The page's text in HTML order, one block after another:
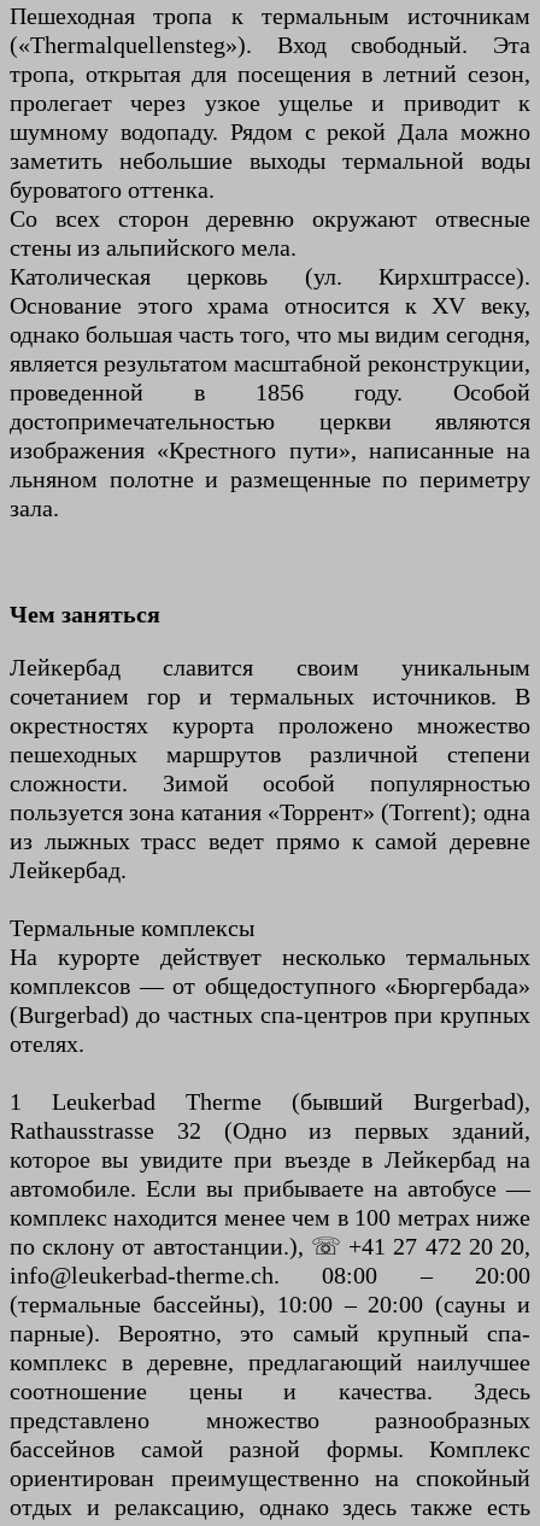
Пешеходная тропа к термальным источникам
(«Thermalquellensteg»). Вход свободный. Эта
тропа, открытая для посещения в летний сезон,
пролегает через узкое ущелье и приводит к
шумному водопаду. Рядом с рекой Дала можно
заметить небольшие выходы термальной воды
буроватого оттенка.
Со всех сторон деревню окружают отвесные
стены из альпийского мела.
Католическая церковь (ул. Кирхштрассе).
Основание этого храма относится к XV веку,
однако большая часть того, что мы видим сегодня,
является результатом масштабной реконструкции,
проведенной в 1856 году. Особой
достопримечательностью церкви являются
изображения «Крестного пути», написанные на
льняном полотне и размещенные по периметру
зала.
Чем заняться
Лейкербад славится своим уникальным
сочетанием гор и термальных источников. В
окрестностях курорта проложено множество
пешеходных маршрутов различной степени
сложности. Зимой особой популярностью
пользуется зона катания «Торрент» (Torrent); одна
из лыжных трасс ведет прямо к самой деревне
Лейкербад.
Термальные комплексы
На курорте действует несколько термальных
комплексов — от общедоступного «Бюргербада»
(Burgerbad) до частных спа-центров при крупных
отелях.
1 Leukerbad Therme (бывший Burgerbad),
Rathausstrasse 32 (Одно из первых зданий,
которое вы увидите при въезде в Лейкербад на
автомобиле. Если вы прибываете на автобусе —
комплекс находится менее чем в 100 метрах ниже
по склону от автостанции.), ☏ +41 27 472 20 20,
info@leukerbad-therme.ch. 08:00 – 20:00
(термальные бассейны), 10:00 – 20:00 (сауны и
парные). Вероятно, это самый крупный спа-
комплекс в деревне, предлагающий наилучшее
соотношение цены и качества. Здесь
представлено множество разнообразных
бассейнов самой разной формы. Комплекс
ориентирован преимущественно на спокойный
отдых и релаксацию, однако здесь также есть